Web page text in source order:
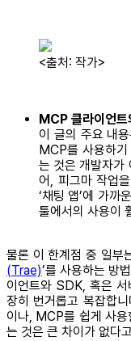
<출처: 작가>
MCP 클라이언트
이 글의 주요 내
MCP를 사용하
는 것은 개발자가
어, 피그마 작업
‘채팅 앱’에 가까
툴에서의 사용이
물론 이 한계점 중 일부
(Trae)’를 사용하는 방
이언트와 SDK, 혹은 서
장히 번거롭고 복잡합
이나, MCP를 쉽게 사용
는 것은 큰 차이가 없다